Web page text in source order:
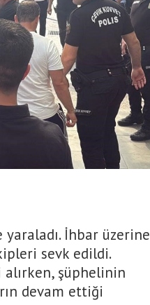
İhbar üzerine
sevk edildi.
şüphelinin
devam ettiği